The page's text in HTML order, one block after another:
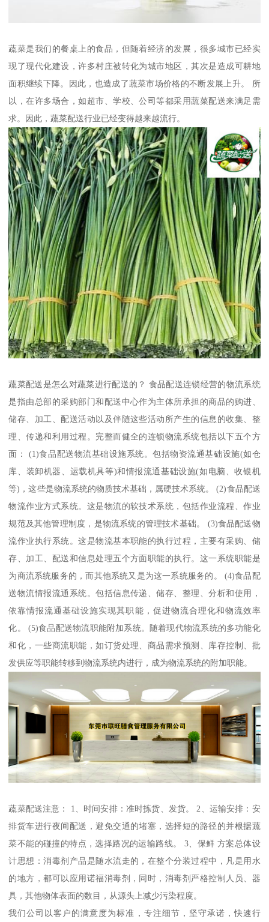
蔬菜是我们的餐桌上的食品，但随着经济的发展，很多城市已经实
现了现代化建设，许多村庄被转化为城市地区，其次是造成可耕地
面积继续下降。因此，也造成了蔬菜市场价格的不断发展上升。 所
以，在许多场合，如超市、学校、公司等都采用蔬菜配送来满足需
求。因此，蔬菜配送行业已经变得越来越流行。
蔬菜配送是怎么对蔬菜进行配送的？ 食品配送连锁经营的物流系统
是指由总部的采购部门和配送中心作为主体所承担的商品的购进、
储存、加工、配送活动以及伴随这些活动所产生的信息的收集、整
理、传递和利用过程。完整而健全的连锁物流系统包括以下五个方
面： (1)食品配送物流基础设施系统。包括物资流通基础设施(如仓
库、装卸机器、运载机具等)和情报流通基础设施(如电脑、收银机
等)，这些是物流系统的物质技术基础，属硬技术系统。 (2)食品配送
物流作业方式系统。这是物流的软技术系统，包括作业流程、作业
规范及其他管理制度，是物流系统的管理技术基础。 (3)食品配送物
流作业执行系统。这是物流基本职能的执行过程，主要有采购、储
存、加工、配送和信息处理五个方面职能的执行。这一系统职能是
为商流系统服务的，而其他系统又是为这一系统服务的。 (4)食品配
送物流情报流通系统。包括信息传递、储存、整理、分析和使用，
依靠情报流通基础设施实现其职能，促进物流合理化和物流效率
化。 (5)食品配送物流职能附加系统。随着现代物流系统的多功能化
和化，一些商流职能，如订货处理、商品需求预测、库存控制、批
发供应等职能转移到物流系统内进行，成为物流系统的附加职能。
蔬菜配送注意： 1、时间安排：准时拣货、发货。 2、运输安排：安
排货车进行夜间配送，避免交通的堵塞，选择短的路径的并根据蔬
菜不能的碰撞的特点，选择路况的运输路线。 3、保鲜 方案总体设
计思想：消毒剂产品是随水流走的，在整个分装过程中，凡是用水
的地方，都可以应用诺福消毒剂，同时，消毒剂严格控制人员、器
具，其他物体表面的数目，从源头上减少污染程度。
我们公司以客户的满意度为标准，专注细节，坚守承诺，快速行